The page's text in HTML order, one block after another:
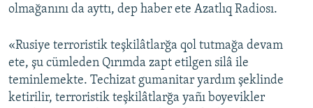
olmağanını da ayttı, dep haber ete Azatlıq Radiosı.
«Rusiye terroristik teşkilâtlarğa qol tutmağa devam
ete, şu cümleden Qırımda zapt etilgen silâ ile
teminlemekte. Techizat gumanitar yardım şeklinde
ketirilir, terroristik teşkilâtlarğa yañı boyevikler